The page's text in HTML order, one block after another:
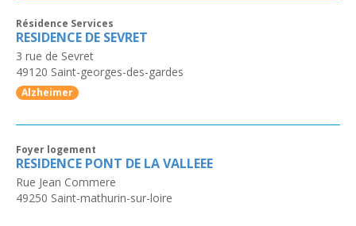
Résidence Services
RESIDENCE DE SEVRET
3 rue de Sevret
49120 Saint-georges-des-gardes
Alzheimer
Foyer logement
RESIDENCE PONT DE LA VALLEEE
Rue Jean Commere
49250 Saint-mathurin-sur-loire